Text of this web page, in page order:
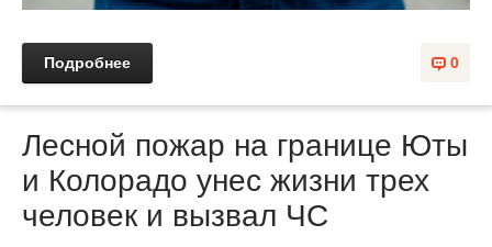
0
Подробнее
Лесной пожар на границе Юты
и Колорадо унес жизни трех
человек и вызвал ЧС